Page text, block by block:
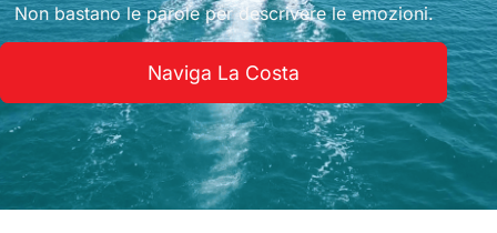
Non bastano le parole per descrivere le emozioni.
Naviga La Costa